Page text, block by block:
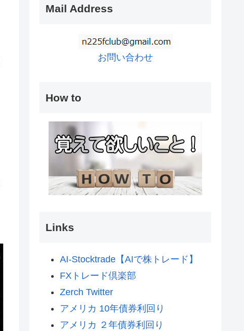
Mail Address
お問い合わせ
How to
Links
AI-Stocktrade【AIで株トレード】
FXトレード倶楽部
Zerch Twitter
アメリカ 10年債券利回り
アメリカ ２年債券利回り